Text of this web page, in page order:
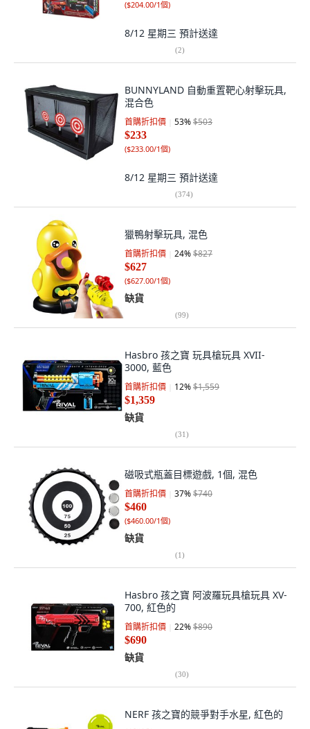
($204.00/1個)
8/12 星期三 預計送達
(2)
BUNNYLAND 自動重置靶心射擊玩具,
混合色
首購折扣價 53%$503
$233
($233.00/1個)
8/12 星期三 預計送達
(374)
獵鴨射擊玩具, 混色
首購折扣價 24%$827
$627
($627.00/1個)
缺貨
(99)
Hasbro 孩之寶 玩具槍玩具 XVII-
3000, 藍色
首購折扣價 12%$1,559
$1,359
缺貨
(31)
磁吸式瓶蓋目標遊戲, 1個, 混色
首購折扣價 37%$740
$460
($460.00/1個)
缺貨
(1)
Hasbro 孩之寶 阿波羅玩具槍玩具 XV-
700, 紅色的
首購折扣價 22%$890
$690
缺貨
(30)
NERF 孩之寶的競爭對手水星, 紅色的